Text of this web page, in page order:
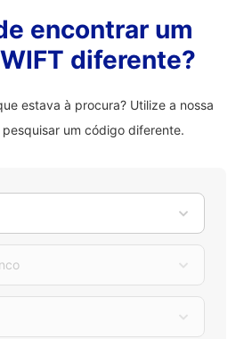
encontrar um
diferente?
estava à procura? Utilize a nossa
um código diferente.